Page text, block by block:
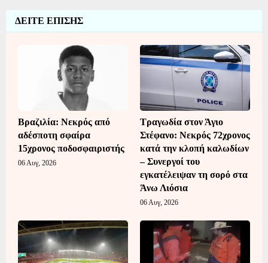
ΔΕΙΤΕ ΕΠΙΣΗΣ
Βραζιλία: Νεκρός από
αδέσποτη σφαίρα
15χρονος ποδοσφαιριστής
06 Αυγ, 2026
Τραγωδία στον Άγιο
Στέφανο: Νεκρός 72χρονος
κατά την κλοπή καλωδίων
– Συνεργοί του
εγκατέλειψαν τη σορό στα
Άνω Λιόσια
06 Αυγ, 2026